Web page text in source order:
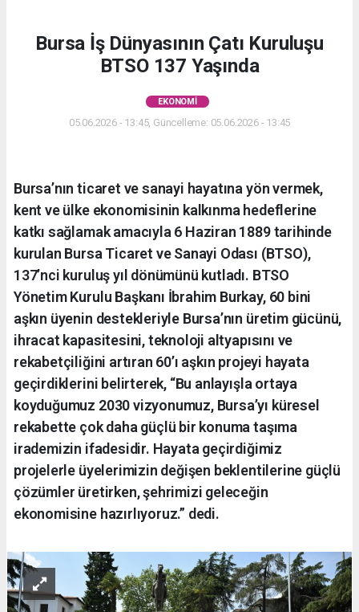
Bursa İş Dünyasının Çatı Kuruluşu
BTSO 137 Yaşında
EKONOMI
05.06.2026 - 13:45, Güncelleme: 05.06.2026 - 13:45
Bursa’nın ticaret ve sanayi hayatına yön vermek,
kent ve ülke ekonomisinin kalkınma hedeflerine
katkı sağlamak amacıyla 6 Haziran 1889 tarihinde
kurulan Bursa Ticaret ve Sanayi Odası (BTSO),
137’nci kuruluş yıl dönümünü kutladı. BTSO
Yönetim Kurulu Başkanı İbrahim Burkay, 60 bini
aşkın üyenin destekleriyle Bursa’nın üretim gücünü,
ihracat kapasitesini, teknoloji altyapısını ve
rekabetçiliğini artıran 60’ı aşkın projeyi hayata
geçirdiklerini belirterek, “Bu anlayışla ortaya
koyduğumuz 2030 vizyonumuz, Bursa’yı küresel
rekabette çok daha güçlü bir konuma taşıma
irademizin ifadesidir. Hayata geçirdiğimiz
projelerle üyelerimizin değişen beklentilerine güçlü
çözümler üretirken, şehrimizi geleceğin
ekonomisine hazırlıyoruz.” dedi.